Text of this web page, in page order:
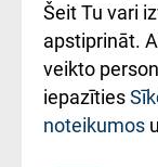
Rekvizīti un
ārstniecības
iestādes
010000234
Šeit Tu vari
apstiprināt.
veikto
iepazīties
noteikumos